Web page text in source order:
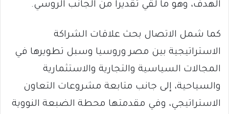
الهدف، وهو ما لقي تقديراً من الجانب الروسي.
كما شمل الاتصال بحث علاقات الشراكة
الاستراتيجية بين مصر وروسيا وسبل تطويرها في
المجالات السياسية والتجارية والاستثمارية
والسياحية، إلى جانب متابعة مشروعات التعاون
الاستراتيجي، وفي مقدمتها محطة الضبعة النووية